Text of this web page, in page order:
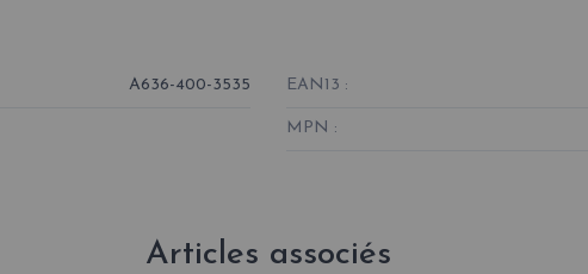
A636-400-3535 EAN13 :
MPN :
Articles associés